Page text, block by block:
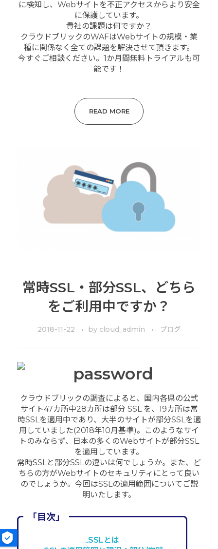
に検知し、Webサイトを不正アクセスからより安全
に保護しています。
貴社の課題は何ですか？
クラウドブリックのWAFはWebサイトの規模・業
種に関係なく全ての課題を解決させて頂きます。
今すぐご相談ください。1か月間無料トライアルも可
能です！
READ MORE
常時SSL・部分SSL、どちら
をご利用中ですか？
2018-11-22 by cloud_admin ブログ
クラウドブリックの調査によると、国内各県の公式
サイト47カ所中28カ所は部分 SSL を、19カ所は常
時SSLを適用中であり、大半のサイトが部分SSLを適
用していました(2018年10月基準)。このようなサイ
トのみならず、日本の多くのWebサイトが部分SSL
を適用しています。
常時SSLと部分SSLの違いは何でしょうか。また、ど
ちらの方がWebサイトのセキュリティにとって良い
のでしょうか。今回はSSLの適用範囲についてご説
明いたします。
「目次」
₋SSLとは